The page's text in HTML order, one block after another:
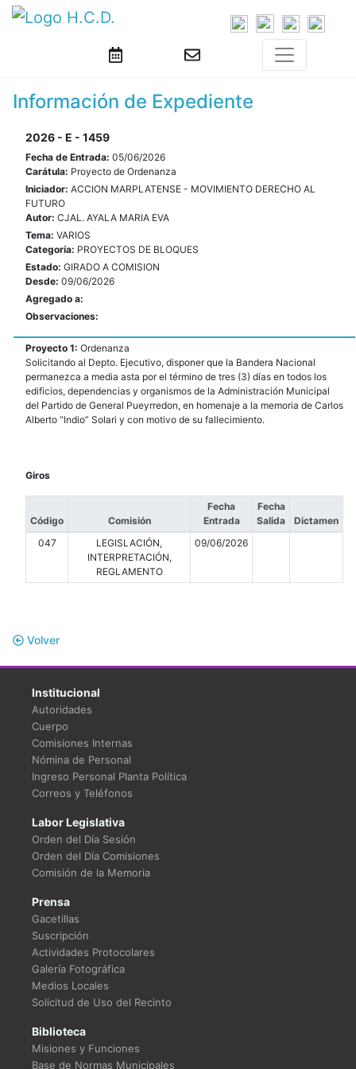
Información de Expediente
2026 - E - 1459
Fecha de Entrada: 05/06/2026
Carátula: Proyecto de Ordenanza
Iniciador: ACCION MARPLATENSE - MOVIMIENTO DERECHO AL
FUTURO
Autor: CJAL. AYALA MARIA EVA
Tema: VARIOS
Categoría: PROYECTOS DE BLOQUES
Estado: GIRADO A COMISION
Desde: 09/06/2026
Agregado a:
Observaciones:
Proyecto 1: Ordenanza
Solicitando al Depto. Ejecutivo, disponer que la Bandera Nacional
permanezca a media asta por el término de tres (3) días en todos los
edificios, dependencias y organismos de la Administración Municipal
del Partido de General Pueyrredon, en homenaje a la memoria de Carlos
Alberto “Indio” Solari y con motivo de su fallecimiento.
Giros
Código Comisión
Fecha
Entrada
Fecha
Salida
Dictamen
047
LEGISLACIÓN,
INTERPRETACIÓN,
REGLAMENTO
09/06/2026
Volver
Institucional
Autoridades
Cuerpo
Comisiones Internas
Nómina de Personal
Ingreso Personal Planta Política
Correos y Teléfonos
Labor Legislativa
Orden del Día Sesión
Orden del Día Comisiones
Comisión de la Memoria
Prensa
Gacetillas
Suscripción
Actividades Protocolares
Galería Fotográfica
Medios Locales
Solicitud de Uso del Recinto
Biblioteca
Misiones y Funciones
Base de Normas Municipales